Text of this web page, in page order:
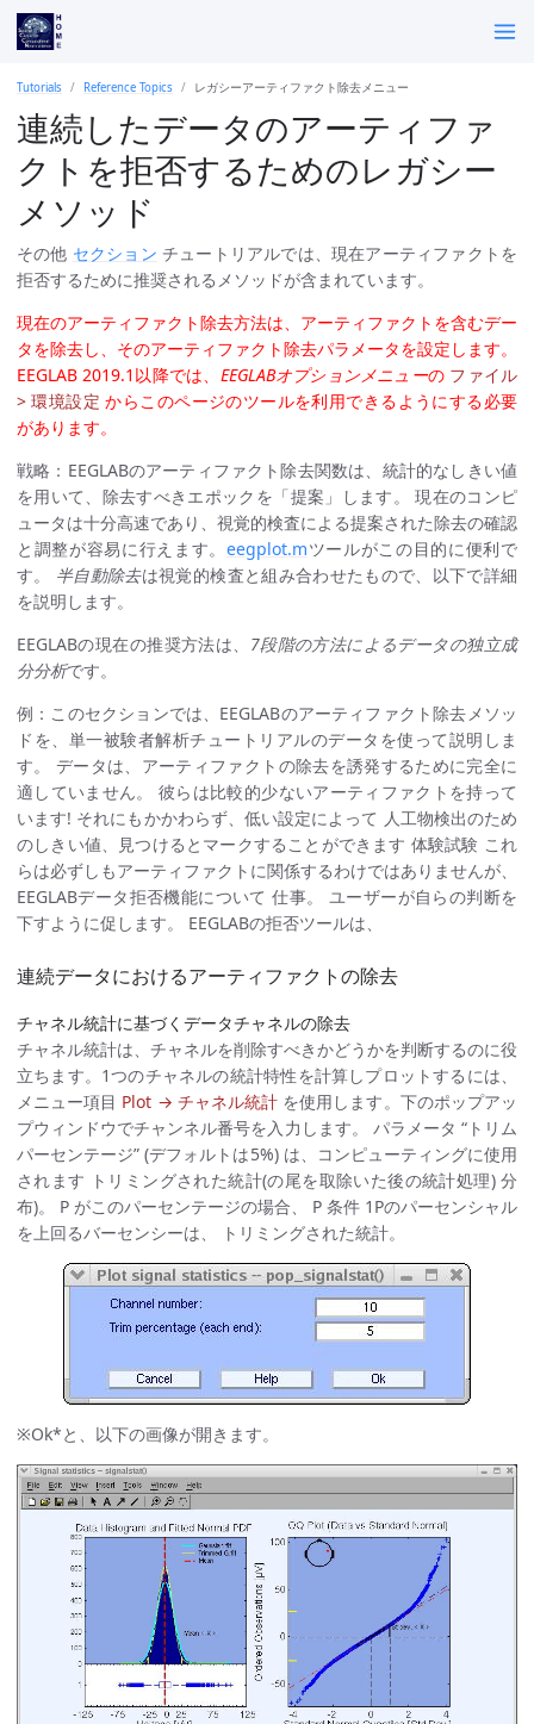
Tutorials Reference Topics レガシーアーティファクト除去メニュー
連続したデータのアーティファ
クトを拒否するためのレガシー
メソッド
その他 セクション チュートリアルでは、現在アーティファクトを
拒否するために推奨されるメソッドが含まれています。
現在のアーティファクト除去方法は、アーティファクトを含むデー
タを除去し、そのアーティファクト除去パラメータを設定します。
EEGLAB 2019.1以降では、 EEGLABオプションメニューの ファイル
> 環境設定 からこのページのツールを利用できるようにする必要
があります。
戦略：EEGLABのアーティファクト除去関数は、統計的なしきい値
を用いて、除去すべきエポックを「提案」します。 現在のコンピ
ュータは十分高速であり、視覚的検査による提案された除去の確認
と調整が容易に行えます。 eegplot.mツールがこの目的に便利で
す。 半自動除去は視覚的検査と組み合わせたもので、以下で詳細
を説明します。
EEGLABの現在の推奨方法は、 7段階の方法によるデータの独立成
分分析です。
例：このセクションでは、EEGLABのアーティファクト除去メソッ
ドを、単一被験者解析チュートリアルのデータを使って説明しま
す。 データは、アーティファクトの除去を誘発するために完全に
適していません。 彼らは比較的少ないアーティファクトを持って
います! それにもかかわらず、低い設定によって 人工物検出のため
のしきい値、見つけるとマークすることができます 体験試験 これ
らは必ずしもアーティファクトに関係するわけではありませんが、
EEGLABデータ拒否機能について 仕事。 ユーザーが自らの判断を
下すように促します。 EEGLABの拒否ツールは、
連続データにおけるアーティファクトの除去
チャネル統計に基づくデータチャネルの除去
チャネル統計は、チャネルを削除すべきかどうかを判断するのに役
立ちます。1つのチャネルの統計特性を計算しプロットするには、
メニュー項目 Plot → チャネル統計 を使用します。下のポップアッ
プウィンドウでチャンネル番号を入力します。 パラメータ “トリム
パーセンテージ” (デフォルトは5%) は、コンピューティングに使用
されます トリミングされた統計(の尾を取除いた後の統計処理) 分
布)。 P がこのパーセンテージの場合、 P 条件 1Pのパーセンシャル
を上回るバーセンシーは、 トリミングされた統計。
※Ok*と、以下の画像が開きます。